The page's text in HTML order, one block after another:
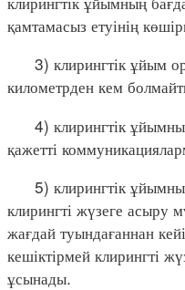
қамтамасыз етуінің
3) клирингтік ұйым
километрден кем
4) клирингтік
қажетті
5) клирингтік
клирингті жүзеге асыру
жағдай туындағаннан
кешіктірмей клирингті
ұсынады.